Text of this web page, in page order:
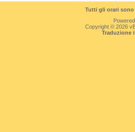
Tutti gli orari
Copyright © 2026
Traduzione